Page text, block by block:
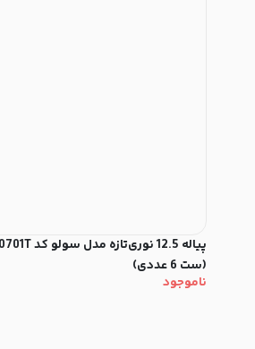
(ست 6 عددی)
ناموجود